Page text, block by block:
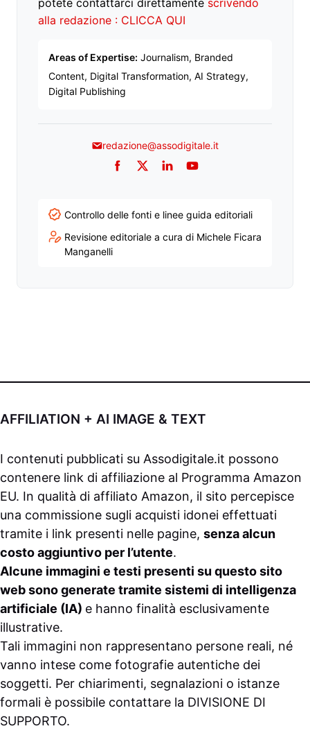
alla redazione : CLICCA QUI
Areas of Expertise: Journalism, Branded
Content, Digital Transformation, AI Strategy,
Digital Publishing
redazione@assodigitale.it
Facebook
TwitterLinkedInYouTube
Controllo delle fonti e linee guida editoriali
Revisione editoriale a cura di Michele Ficara
Manganelli
AFFILIATION + AI IMAGE & TEXT
I contenuti pubblicati su Assodigitale.it possono
contenere link di affiliazione al Programma Amazon
EU. In qualità di affiliato Amazon, il sito percepisce
una commissione sugli acquisti idonei effettuati
tramite i link presenti nelle pagine, senza alcun
costo aggiuntivo per l’utente.
Alcune immagini e testi presenti su questo sito
web sono generate tramite sistemi di intelligenza
artificiale (IA) e hanno finalità esclusivamente
illustrative.
Tali immagini non rappresentano persone reali, né
vanno intese come fotografie autentiche dei
soggetti. Per chiarimenti, segnalazioni o istanze
formali è possibile contattare la DIVISIONE DI
SUPPORTO.